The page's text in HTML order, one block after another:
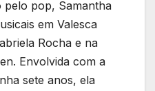
pelo pop, Samantha
em Valesca
Rocha e na
Envolvida com a
sete anos, ela